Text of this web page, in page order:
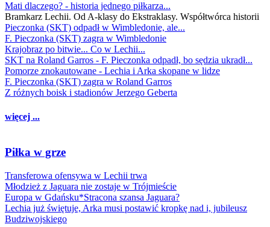
Mati dlaczego? - historia jednego piłkarza...
Bramkarz Lechii. Od A-klasy do Ekstraklasy. Współtwórca historii
Pieczonka (SKT) odpadł w Wimbledonie, ale...
F. Pieczonka (SKT) zagra w Wimbledonie
Krajobraz po bitwie... Co w Lechii...
SKT na Roland Garros - F. Pieczonka odpadł, bo sędzia ukradł...
Pomorze znokautowane - Lechia i Arka skopane w lidze
F. Pieczonka (SKT) zagra w Roland Garros
Z różnych boisk i stadionów Jerzego Geberta
więcej ...
Piłka w grze
Transferowa ofensywa w Lechii trwa
Młodzież z Jaguara nie zostaje w Trójmieście
Europa w Gdańsku*Stracona szansa Jaguara?
Lechia już świętuje, Arka musi postawić kropkę nad i, jubileusz
Budziwojskiego